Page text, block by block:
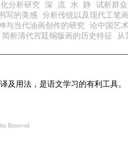
分析研究 深 流 水 静 试析群
写的美感
分析传统以及现代工笔
与当代油画创作的研究 论中国艺
简析清代宫廷铜版画的历史特征
从
及用法，是语文学习的有利工具。
Reserved